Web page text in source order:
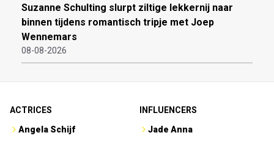
Suzanne Schulting slurpt ziltige lekkernij naar
binnen tijdens romantisch tripje met Joep
Wennemars
08-08-2026
ACTRICES
Angela Schijf
INFLUENCERS
Jade Anna